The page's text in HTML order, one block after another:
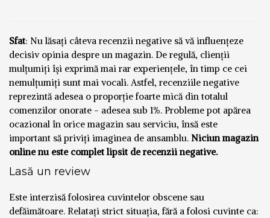
Sfat: Nu lăsați câteva recenzii negative să vă influențeze
decisiv opinia despre un magazin. De regulă, clienții
mulțumiți își exprimă mai rar experiențele, în timp ce cei
nemulțumiți sunt mai vocali. Astfel, recenziile negative
reprezintă adesea o proporție foarte mică din totalul
comenzilor onorate - adesea sub 1%. Probleme pot apărea
ocazional în orice magazin sau serviciu, însă este
important să priviți imaginea de ansamblu. Niciun magazin
online nu este complet lipsit de recenzii negative.
Lasă un review
Este interzisă folosirea cuvintelor obscene sau
defăimătoare. Relatați strict situația, fără a folosi cuvinte ca: